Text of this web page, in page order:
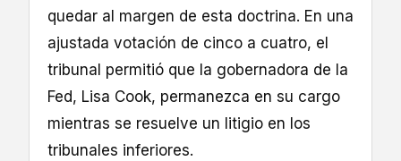
quedar al margen de esta doctrina. En una
ajustada votación de cinco a cuatro, el
tribunal permitió que la gobernadora de la
Fed, Lisa Cook, permanezca en su cargo
mientras se resuelve un litigio en los
tribunales inferiores.